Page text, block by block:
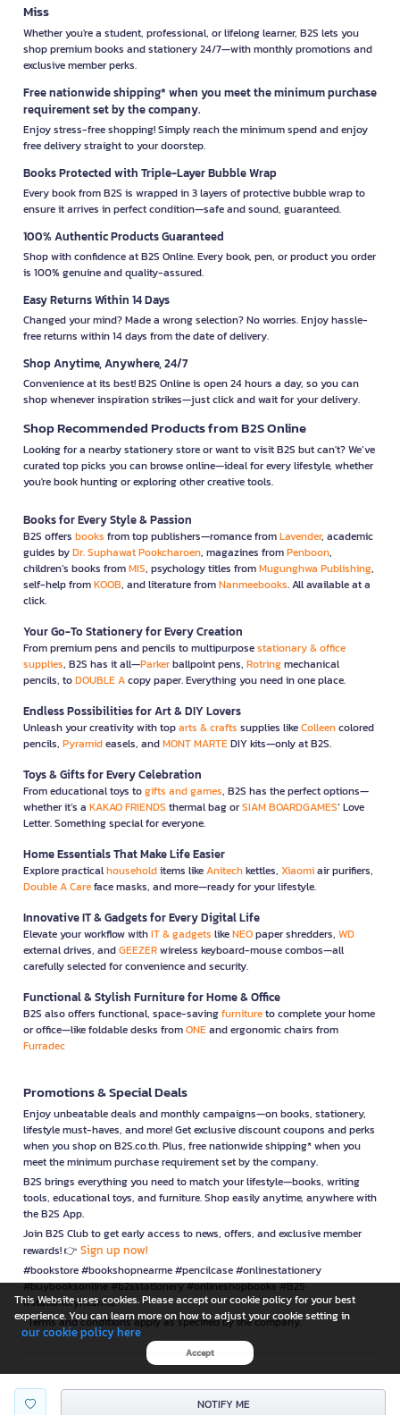
NOTIFY ME
Miss
Whether you're a student, professional, or lifelong learner, B2S lets you
shop premium books and stationery 24/7—with monthly promotions and
exclusive member perks.
Free nationwide shipping* when you meet the minimum purchase
requirement set by the company.
Enjoy stress-free shopping! Simply reach the minimum spend and enjoy
free delivery straight to your doorstep.
Books Protected with Triple-Layer Bubble Wrap
Every book from B2S is wrapped in 3 layers of protective bubble wrap to
ensure it arrives in perfect condition—safe and sound, guaranteed.
100% Authentic Products Guaranteed
Shop with confidence at B2S Online. Every book, pen, or product you order
is 100% genuine and quality-assured.
Easy Returns Within 14 Days
Changed your mind? Made a wrong selection? No worries. Enjoy hassle-
free returns within 14 days from the date of delivery.
Shop Anytime, Anywhere, 24/7
Convenience at its best! B2S Online is open 24 hours a day, so you can
shop whenever inspiration strikes—just click and wait for your delivery.
Shop Recommended Products from B2S Online
Looking for a nearby stationery store or want to visit B2S but can't? We’ve
curated top picks you can browse online—ideal for every lifestyle, whether
you're book hunting or exploring other creative tools.
Books for Every Style & Passion
B2S offers books from top publishers—romance fromLavender, academic
guides byDr. Suphawat Pookcharoen, magazines fromPenboon,
children’s books fromMIS, psychology titles fromMugunghwa Publishing,
self-help fromKOOB, and literature fromNanmeebooks. All available at a
click.
Your Go-To Stationery for Every Creation
From premium pens and pencils to multipurposestationary & office
supplies, B2S has it all—Parkerballpoint pens, Rotringmechanical
pencils, toDOUBLE Acopy paper. Everything you need in one place.
Endless Possibilities for Art & DIY Lovers
Unleash your creativity with toparts & crafts supplies likeColleencolored
pencils, Pyramideasels, andMONT MARTEDIY kits—only at B2S.
Toys & Gifts for Every Celebration
From educational toys togifts and games, B2S has the perfect options—
whether it’s a KAKAO FRIENDS thermal bag orSIAM BOARDGAMES’ Love
Letter. Something special for everyone.
Home Essentials That Make Life Easier
Explore practicalhouseholditems likeAnitechkettles, Xiaomiair purifiers,
Double A Careface masks, and more—ready for your lifestyle.
Innovative IT & Gadgets for Every Digital Life
Elevate your workflow withIT & gadgets likeNEOpaper shredders, WD
external drives, andGEEZERwireless keyboard-mouse combos—all
carefully selected for convenience and security.
Functional & Stylish Furniture for Home & Office
B2S also offers functional, space-savingfurnitureto complete your home
or office—like foldable desks fromONEand ergonomic chairs from
Furradec
Promotions & Special Deals
Enjoy unbeatable deals and monthly campaigns—on books, stationery,
lifestyle must-haves, and more! Get exclusive discount coupons and perks
when you shop on B2S.co.th. Plus, free nationwide shipping* when you
meet the minimum purchase requirement set by the company.
B2S brings everything you need to match your lifestyle—books, writing
tools, educational toys, and furniture. Shop easily anytime, anywhere with
the B2S App.
Join B2S Club to get early access to news, offers, and exclusive member
rewards! 👉 Sign up now!
#bookstore #bookshopnearme #pencilcase #onlinestationery
#buybooksonline #b2sstationery #onlineshopbooks #B2S
#stationerynearme
*Terms and conditions apply as specified by the company.
is a company operating under
This Website uses cookies. Please accept our cookie policy for your best
experience. You can learn more on how to adjust your cookie setting in
our cookie policy here
Accept